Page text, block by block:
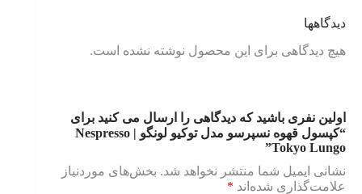
دیدگاهها
هیچ دیدگاهی برای این محصول نوشته نشده است.
اولین نفری باشید که دیدگاهی را ارسال می کنید برای
“کپسول قهوه نسپرسو مدل توکیو لونگو | Nespresso
Tokyo Lungo”
نشانی ایمیل شما منتشر نخواهد شد. بخش‌های موردنیاز
علامت‌گذاری شده‌اند *